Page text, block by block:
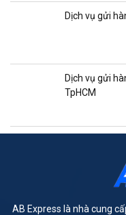
Dịch vụ gửi
Dịch vụ gửi
TpHCM
AB Express là nhà cung